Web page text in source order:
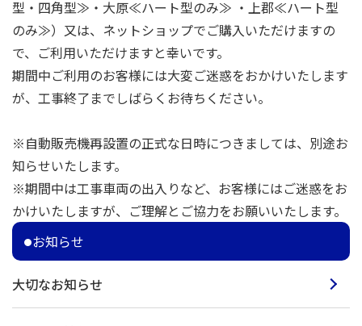
型・四角型≫・大原≪ハート型のみ≫ ・上郡≪ハート型
のみ≫）又は、ネットショップでご購入いただけますの
で、ご利用いただけますと幸いです。
期間中ご利用のお客様には大変ご迷惑をおかけいたします
が、工事終了までしばらくお待ちください。
※自動販売機再設置の正式な日時につきましては、別途お
知らせいたします。
※期間中は工事車両の出入りなど、お客様にはご迷惑をお
かけいたしますが、ご理解とご協力をお願いいたします。
お知らせ
大切なお知らせ